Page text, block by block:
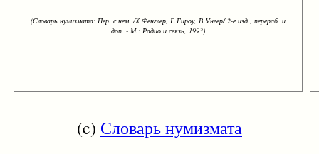
(Словарь нумизмата: Пер. с нем. /Х.Фенглер, Г.Гироу, В.Унгер/ 2-е изд., перераб. и
доп. - М.: Радио и связь, 1993)
(c) Словарь нумизмата